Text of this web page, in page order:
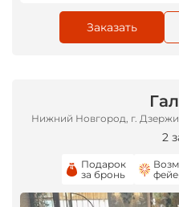
Заказать
Нижний Новгород, г.
2
Подарок
за бронь